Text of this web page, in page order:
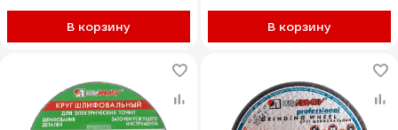
В корзину В корзину